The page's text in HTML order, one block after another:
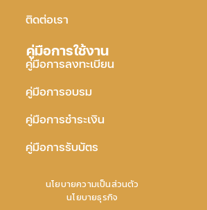
ติดต่อเรา
คู่มือการใช้งาน
คู่มือการลงทะเบียน
คู่มือการอบรม
คู่มือการชำระเงิน
คู่มือการรับบัตร
นโยบายความเป็นส่วนตัว
นโยบายธุรกิจ